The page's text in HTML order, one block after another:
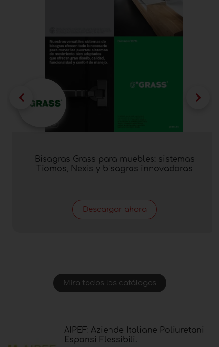
Bisagras Grass para muebles: sistemas
Tiomos, Nexis y bisagras innovadoras
Descargar ahora
Mira todos los catálogos
AIPEF: Aziende Italiane Poliuretani
Espansi Flessibili.